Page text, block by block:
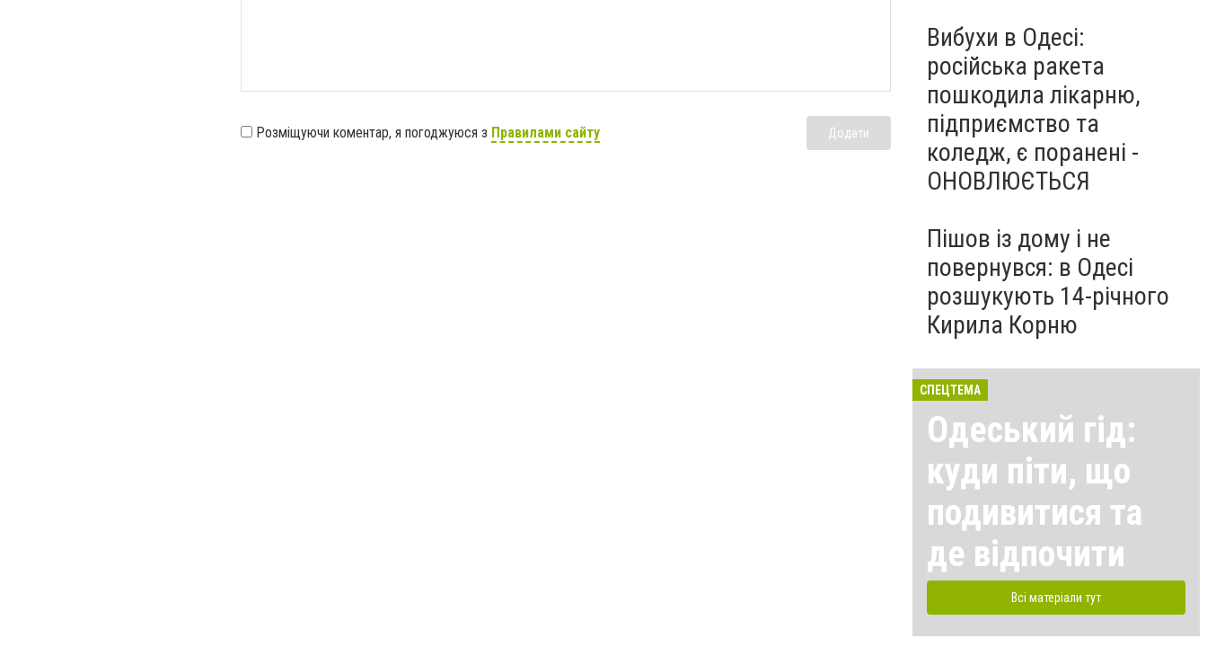
Розміщуючи коментар, я погоджуюся з Правилами сайту Додати
Вибухи в Одесі:
російська ракета
пошкодила лікарню,
підприємство та
коледж, є поранені -
ОНОВЛЮЄТЬСЯ
Пішов із дому і не
повернувся: в Одесі
розшукують 14-річного
Кирила Корню
СПЕЦТЕМА
Одеський гід:
куди піти, що
подивитися та
де відпочити
Всі матеріали тут